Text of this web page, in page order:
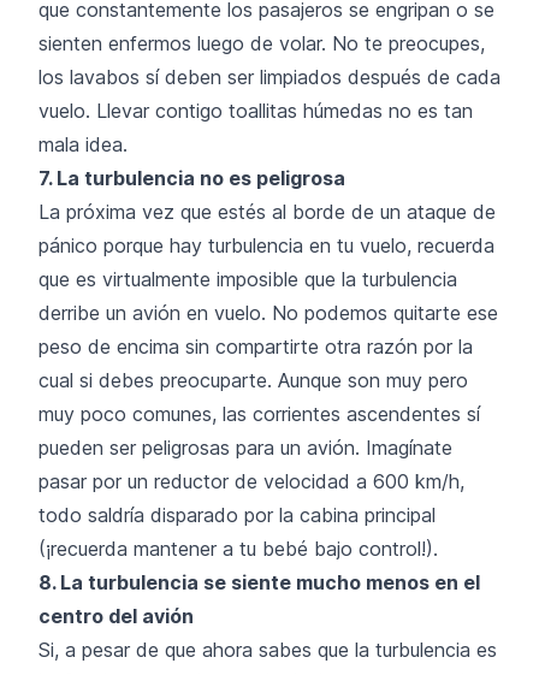
que constantemente los pasajeros se engripan o se
sienten enfermos luego de volar. No te preocupes,
los lavabos sí deben ser limpiados después de cada
vuelo. Llevar contigo toallitas húmedas no es tan
mala idea.
7. La turbulencia no es peligrosa
La próxima vez que estés al borde de un ataque de
pánico porque hay turbulencia en tu vuelo, recuerda
que es virtualmente imposible que la turbulencia
derribe un avión en vuelo. No podemos quitarte ese
peso de encima sin compartirte otra razón por la
cual si debes preocuparte. Aunque son muy pero
muy poco comunes, las corrientes ascendentes sí
pueden ser peligrosas para un avión. Imagínate
pasar por un reductor de velocidad a 600 km/h,
todo saldría disparado por la cabina principal
(¡recuerda mantener a tu bebé bajo control!).
8. La turbulencia se siente mucho menos en el
centro del avión
Si, a pesar de que ahora sabes que la turbulencia es